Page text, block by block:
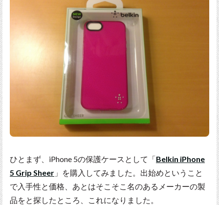
ひとまず、iPhone 5の保護ケースとして「Belkin iPhone
5 Grip Sheer 」を購入してみました。出始めということ
で入手性と価格、あとはそこそこ名のあるメーカーの製
品をと探したところ、これになりました。